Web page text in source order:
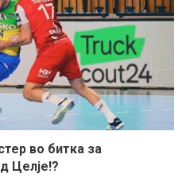
во битка за
Целје!?